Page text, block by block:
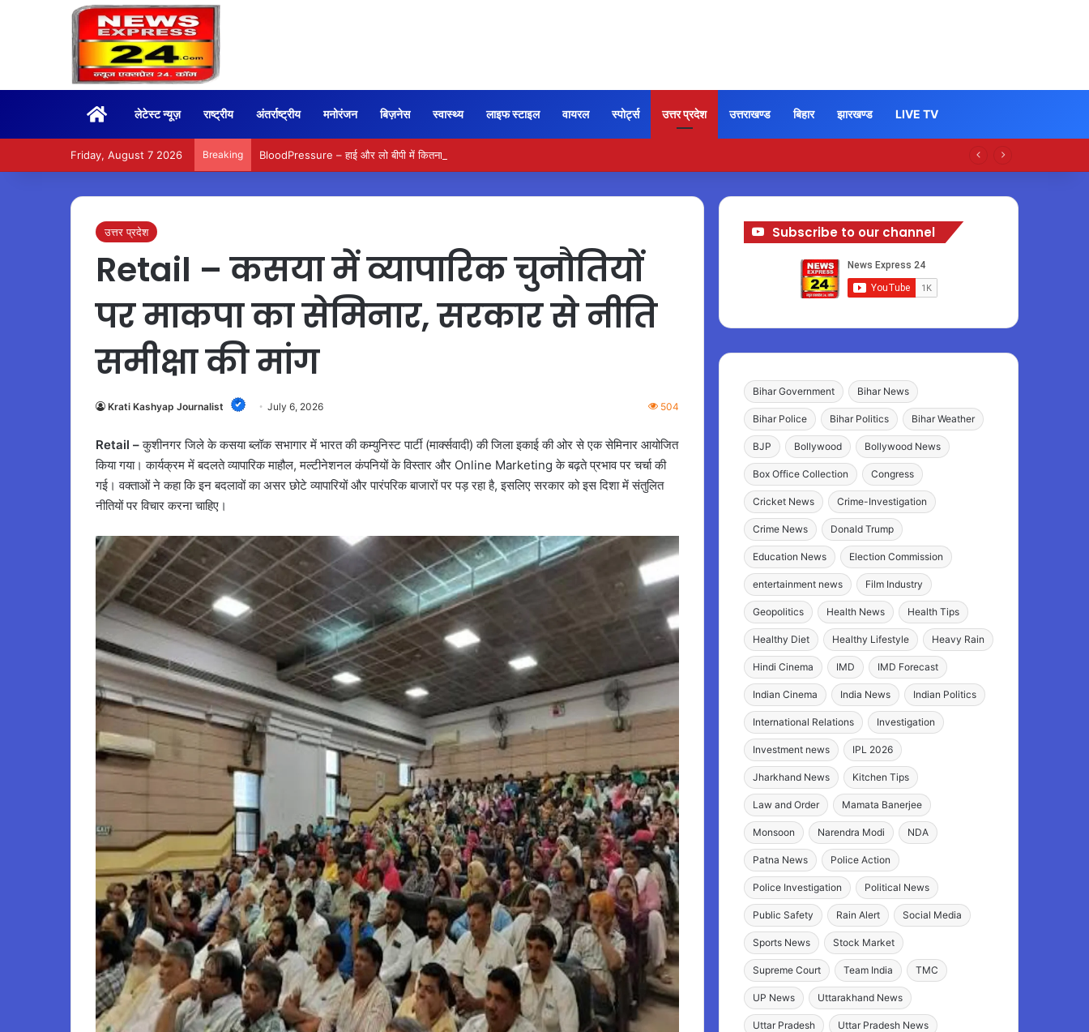
Homeलेटेस्ट न्यूज़ राष्ट्रीय अंतर्राष्ट्रीय मनोरंजन बिज़नेस स्वास्थ्य लाइफ स्टाइल वायरल स्पोर्ट्स उत्तर प्रदेश उत्तराखण्ड बिहार झारखण्ड LIVE TV
Friday, August 7 2026 Breaking BloodPressure – हाई और लो बीपी में कितना नमक खाना सही, डॉक्टर ने बताया सुरक्षित मात्रा…
उत्तर प्रदेश
Retail – कसया में व्यापारिक चुनौतियों
पर माकपा का सेमिनार, सरकार से नीति
समीक्षा की मांग
Krati Kashyap Journalist July 6, 2026 504
Retail –कुशीनगर जिले के कसया ब्लॉक सभागार में भारत की कम्युनिस्ट पार्टी (मार्क्सवादी) की जिला इकाई की ओर से एक सेमिनार आयोजित
किया गया। कार्यक्रम में बदलते व्यापारिक माहौल, मल्टीनेशनल कंपनियों के विस्तार और Online Marketing के बढ़ते प्रभाव पर चर्चा की
गई। वक्ताओं ने कहा कि इन बदलावों का असर छोटे व्यापारियों और पारंपरिक बाजारों पर पड़ रहा है, इसलिए सरकार को इस दिशा में संतुलित
नीतियों पर विचार करना चाहिए।
Subscribe to our channel
Bihar Government Bihar News
Bihar Police Bihar Politics Bihar Weather
BJP Bollywood Bollywood News
Box Office Collection Congress
Cricket News Crime-Investigation
Crime News Donald Trump
Education News Election Commission
entertainment news Film Industry
Geopolitics Health News Health Tips
Healthy Diet Healthy Lifestyle Heavy Rain
Hindi Cinema IMD IMD Forecast
Indian Cinema India News Indian Politics
International Relations Investigation
Investment news IPL 2026
Jharkhand News Kitchen Tips
Law and Order Mamata Banerjee
Monsoon Narendra Modi NDA
Patna News Police Action
Police Investigation Political News
Public Safety Rain Alert Social Media
Sports News Stock Market
Supreme Court Team India TMC
UP News Uttarakhand News
Uttar Pradesh Uttar Pradesh News